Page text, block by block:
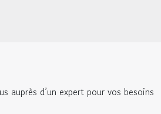
auprès d’un expert pour vos besoins